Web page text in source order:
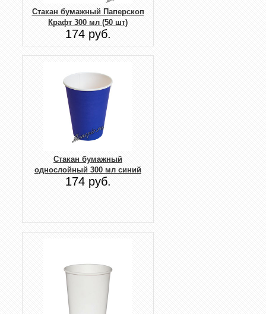
Стакан бумажный Паперскоп
Крафт 300 мл (50 шт)
174 руб.
Стакан бумажный
однослойный 300 мл синий
174 руб.